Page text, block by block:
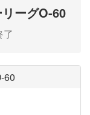
ーグO-60
60